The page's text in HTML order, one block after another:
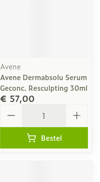
Avene
Avene Dermabsolu Serum
Geconc. Resculpting 30ml
€ 57,00
Bestel